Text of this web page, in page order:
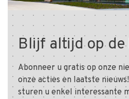
Blijf altijd op de
Abonneer u gratis op onze
onze acties en laatste
sturen u enkel interessante